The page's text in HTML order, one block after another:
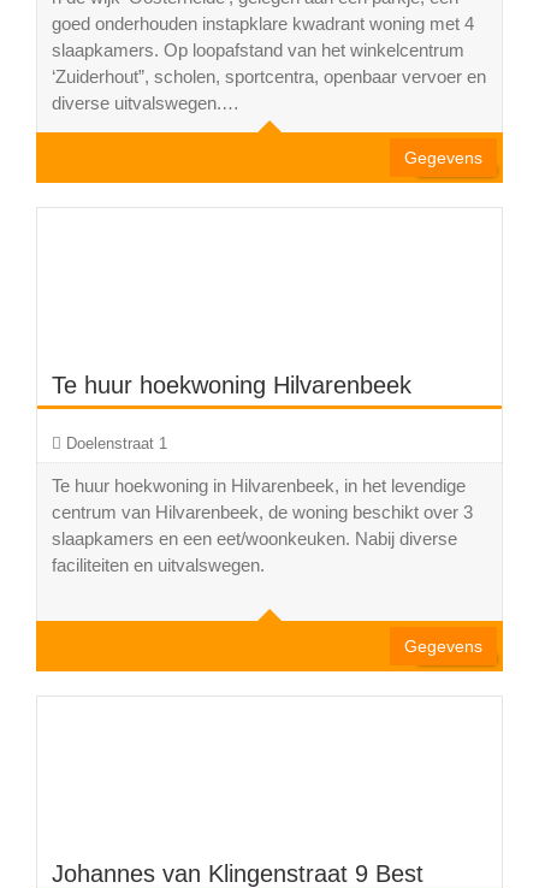
goed onderhouden instapklare kwadrant woning met 4
slaapkamers. Op loopafstand van het winkelcentrum
‘Zuiderhout”, scholen, sportcentra, openbaar vervoer en
diverse uitvalswegen.…
4
Gegevens
Te huur hoekwoning Hilvarenbeek
Doelenstraat 1
Te huur hoekwoning in Hilvarenbeek, in het levendige
centrum van Hilvarenbeek, de woning beschikt over 3
slaapkamers en een eet/woonkeuken. Nabij diverse
faciliteiten en uitvalswegen.
3
Gegevens
Johannes van Klingenstraat 9 Best